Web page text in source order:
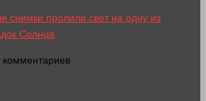
снимки пролили свет на одну из
Солнца
комментариев